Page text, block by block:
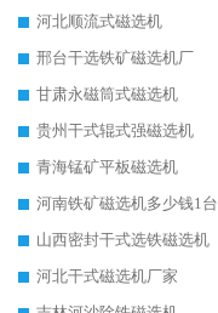
河北顺流式磁选机
邢台干选铁矿磁选机厂
甘肃永磁筒式磁选机
贵州干式辊式强磁选机
青海锰矿平板磁选机
河南铁矿磁选机多少钱1台
山西密封干式选铁磁选机
河北干式磁选机厂家